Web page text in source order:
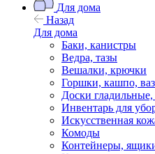
Для дома
Назад
Для дома
Баки, канистры
Ведра, тазы
Вешалки, крючки
Горшки, кашпо,
Доски
Инвентарь для
Искусственная
Комоды
Контейнеры,